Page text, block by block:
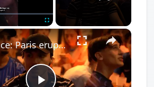
Fullscreen ×
France: Paris erupts as France reaches FIFA World Cup semis.